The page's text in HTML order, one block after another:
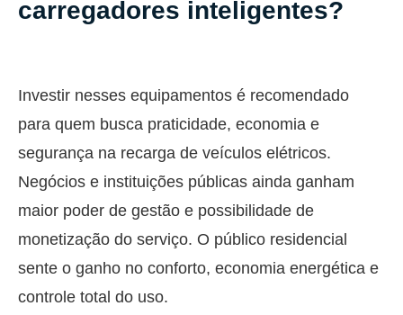
carregadores inteligentes?
Investir nesses equipamentos é recomendado
para quem busca praticidade, economia e
segurança na recarga de veículos elétricos.
Negócios e instituições públicas ainda ganham
maior poder de gestão e possibilidade de
monetização do serviço. O público residencial
sente o ganho no conforto, economia energética e
controle total do uso.